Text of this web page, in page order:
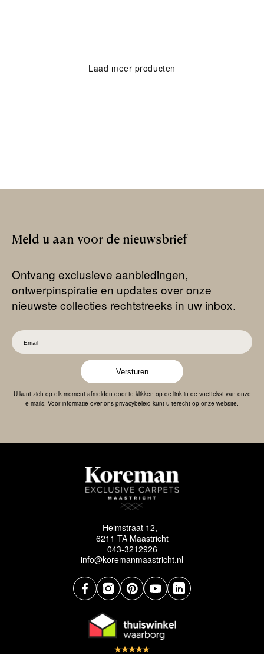
Laad meer producten
Meld u aan voor de nieuwsbrief
Ontvang exclusieve aanbiedingen,
ontwerpinspiratie en updates over onze
nieuwste collecties rechtstreeks in uw inbox.
Versturen
U kunt zich op elk moment afmelden door te klikken op de link in de voettekst van onze
e-mails. Voor informatie over ons privacybeleid kunt u terecht op onze website.
Helmstraat 12,
6211 TA Maastricht
043-3212926
info@koremanmaastricht.nl